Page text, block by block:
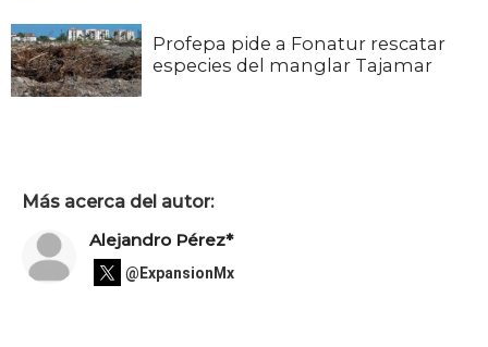
Profepa pide a Fonatur rescatar
especies del manglar Tajamar
Más acerca del autor:
Alejandro Pérez*
@ExpansionMx